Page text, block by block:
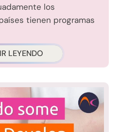
los
tienen programas
LEYENDO